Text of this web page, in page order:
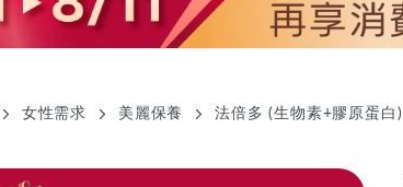
女性需求 美麗保養 法倍多 (生物素+膠原蛋白)